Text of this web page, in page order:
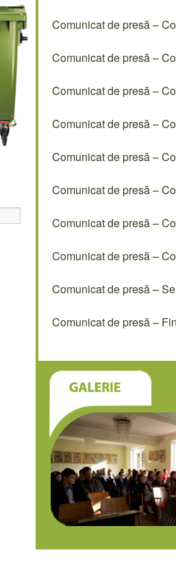
Comunicat de presă –
Comunicat de presă –
Comunicat de presă –
Comunicat de presă –
Comunicat de presă –
Comunicat de presă –
Comunicat de presă –
Comunicat de presă –
Comunicat de presă –
Comunicat de presă –